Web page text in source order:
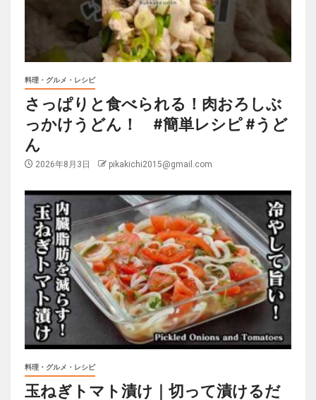
料理・グルメ・レシピ
さっぱりと食べられる！肉おろしぶ
っかけうどん！ #簡単レシピ #うど
ん
2026年8月3日 pikakichi2015@gmail.com
料理・グルメ・レシピ
玉ねぎトマト漬け｜切って漬けるだ